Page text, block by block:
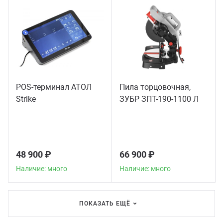
POS-терминал АТОЛ
Strike
48 900 ₽
Наличие: много
Пила торцовочная,
ЗУБР ЗПТ-190-1100 Л
66 900 ₽
Наличие: много
ПОКАЗАТЬ ЕЩЁ